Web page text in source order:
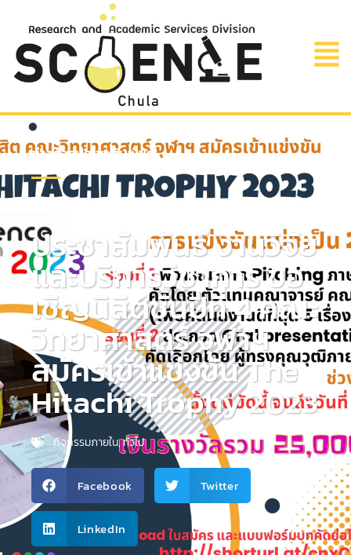
ข่าวสารประชาสัมพันธ์
มีนาคม 20, 2023
ประชาสัมพันธ์ งานวิจัย
และบริการวิชาการ ขอ
เชิญนิสิตชั้นปีที่ 4 คณะ
วิทยาศาสตร์ จุฬาฯ
สมัครเข้าแข่งขัน The
Hitachi Trophy 2023
กิจกรรมภายใน,ทั่วไป
Facebook Twitter
LinkedIn